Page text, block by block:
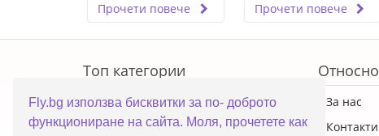
Fly.bg използва бисквитки за по- доброто
функциониране на сайта. Моля, прочетете как
Прочети повече
Прочети повече
Топ категории
ПРОМОЦИИ
Преносими компютри
Относно
За нас
Контакти